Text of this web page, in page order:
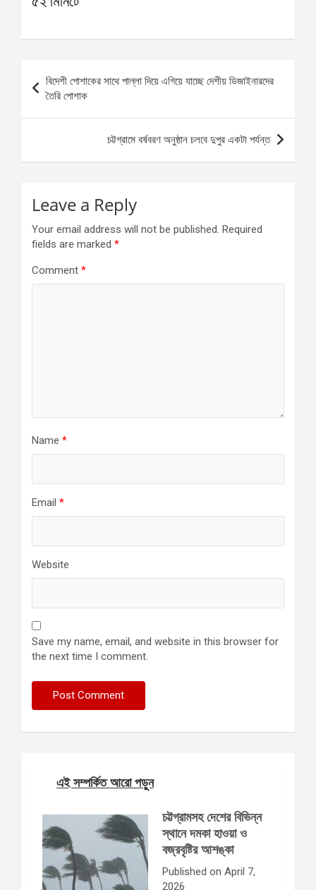
Post
navigation
বিদেশী পোশাকের সাথে পাল্লা দিয়ে এগিয়ে যাচ্ছে দেশীয় ডিজাইনারদের
তৈরি পোশাক
চট্টগ্রামে বর্ষবরণ অনুষ্ঠান চলবে দুপুর একটা পর্যন্ত
Leave a Reply
Your email address will not be published. Required
fields are marked *
Comment *
Name *
Email *
Website
Save my name, email, and website in this browser for
the next time I comment.
এই সম্পর্কিত আরো পড়ুন
চট্টগ্রামসহ দেশের বিভিন্ন
স্থানে দমকা হাওয়া ও
বজ্রবৃষ্টির আশঙ্কা
Published on April 7,
2026